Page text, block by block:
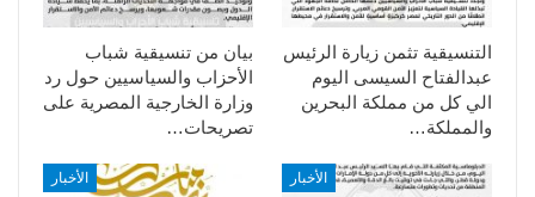
بيان من تنسيقية شباب
الأحزاب والسياسيين حول رد
وزارة الخارجية المصرية على
تصريحات…
التنسيقية تثمن زيارة الرئيس
عبدالفتاح السيسى اليوم
الي كل من مملكة البحرين
والمملكة…
الأخبار الأخبار